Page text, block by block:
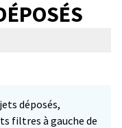
déposés,
filtres à gauche de